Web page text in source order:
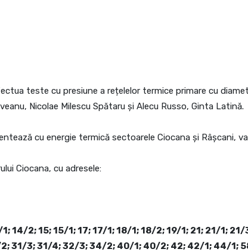
teste cu presiune a rețelelor termice primare cu
Nicolae Milescu Spătaru și Alecu Russo, Ginta Latină.
cu energie termică sectoarele Ciocana și Râșcani,
Ciocana, cu adresele:
14/2; 15; 15/1; 17; 17/1; 18/1; 18/2; 19/1; 21; 21/1;
31/3; 31/4; 32/3; 34/2; 40/1; 40/2; 42; 42/1; 44/1;